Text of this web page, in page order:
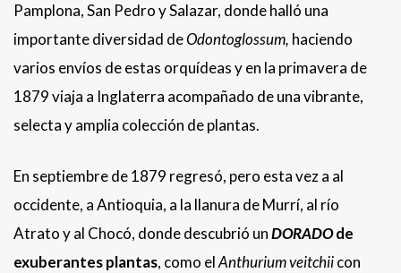
Pamplona, San Pedro y Salazar, donde halló una
importante diversidad deOdontoglossum, haciendo
varios envíos de estas orquídeas y en la primavera de
1879 viaja a Inglaterra acompañado de una vibrante,
selecta y amplia colección de plantas.
En septiembre de 1879 regresó, pero esta vez a al
occidente, a Antioquia, a la llanura de Murrí, al río
Atrato y al Chocó, donde descubrió unDORADOde
exuberantes plantas, como elAnthurium veitchiicon